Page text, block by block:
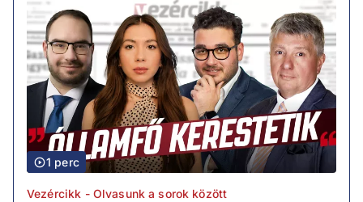
1 perc
Vezércikk - Olvasunk a sorok között